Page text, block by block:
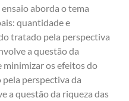
aborda o tema
quantidade e
tratado pela perspectiva
a questão da
minimizar os efeitos do
perspectiva da
a questão da riqueza das